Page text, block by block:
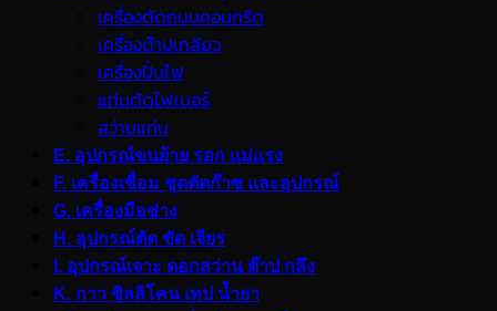
เครื่องตัดถนนคอนกรีต
เครื่องต๊าปเกลียว
เครื่องปั่นไฟ
แท่นตัดไฟเบอร์
สว่านแท่น
E. อุปกรณ์ขนย้าย รอก แม่แรง
F. เครื่องเชื่อม ชุดตัดก๊าซ และอุปกรณ์
G. เครื่องมือช่าง
H. อุปกรณ์ตัด ขัด เจียร
I. อุปกรณ์เจาะ ดอกสว่าน ต๊าป กลึง
K. กาว ซิลลิโคน เทป น้ำยา